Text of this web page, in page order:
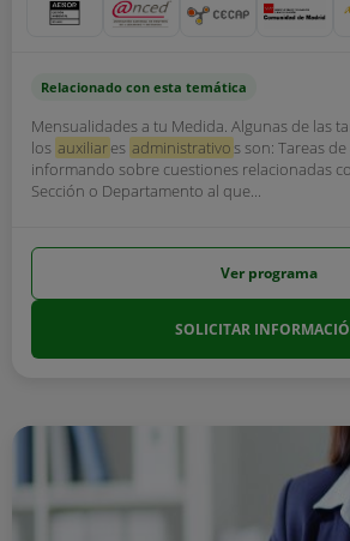
Relacionado con esta temática
Mensualidades a tu Medida. Algunas de las
los auxiliares administrativos son: Tareas
informando sobre cuestiones relacionadas
Sección o Departamento al que...
Ver programa
SOLICITAR